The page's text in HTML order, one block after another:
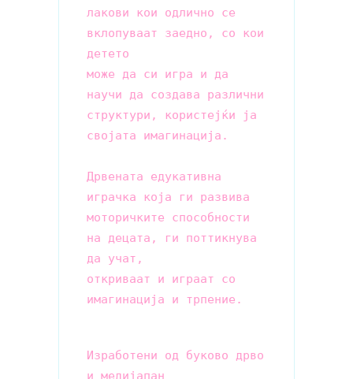
лакови кои одлично се
вклопуваат заедно, со кои
детето
може да си игра и да
научи да создава различни
структури, користејќи ја
својата имагинација.
Дрвената едукативна
играчка која ги развива
моторичките способности
на децата, ги поттикнува
да учат,
откриваат и играат со
Изработени од буково дрво
и медијапан